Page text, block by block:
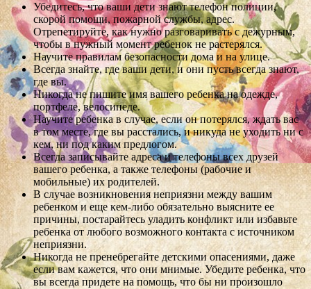
Убедитесь, что ваши дети знают телефон полиции,
скорой помощи, пожарной службы, адрес.
Отрепетируйте, как нужно разговаривать с дежурным,
чтобы в нужный момент ребенок не растерялся.
Научите правилам безопасности дома и на улице.
Всегда знайте, где ваши дети, и они пусть всегда знают,
где вы.
Никогда не пишите имя вашего ребенка на одежде,
портфеле, велосипеде.
Научите ребенка в случае, если он потерялся, ждать вас
в том месте, где вы расстались, и никуда не уходить ни с
кем, ни под каким предлогом.
Всегда записывайте адреса и телефоны всех друзей
вашего ребенка, а также телефоны (рабочие и
мобильные) их родителей.
В случае возникновения неприязни между вашим
ребенком и еще кем-либо обязательно выясните ее
причины, постарайтесь уладить конфликт или избавьте
ребенка от любого возможного контакта с источником
неприязни.
Никогда не пренебрегайте детскими опасениями, даже
если вам кажется, что они мнимые. Убедите ребенка, что
вы всегда придете на помощь, что бы ни произошло